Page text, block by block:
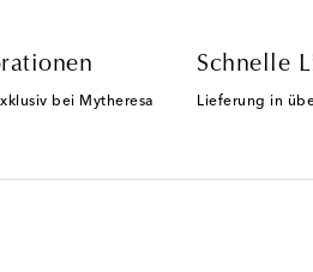
bei Mytheresa
Schnelle
Lieferung in